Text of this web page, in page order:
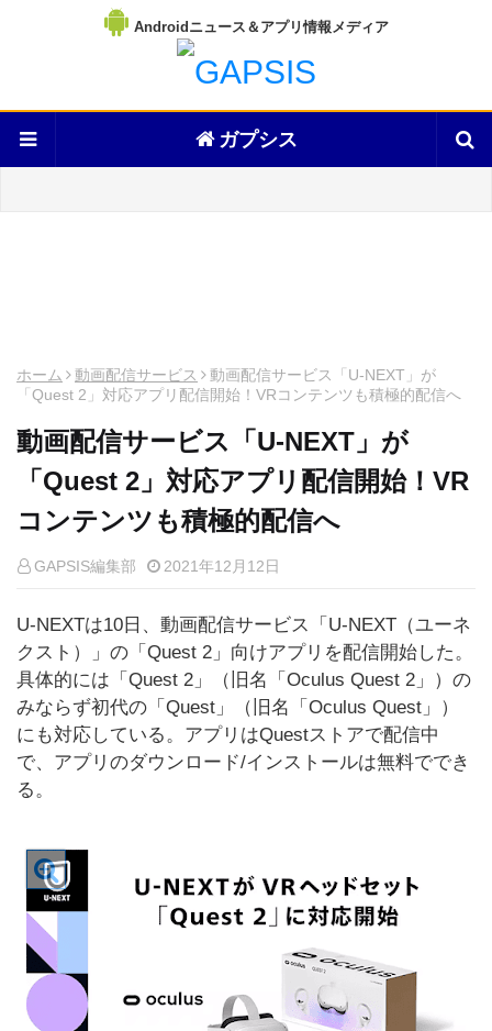
Androidニュース＆アプリ情報メディア
ガプシス
ホーム 動画配信サービス
動画配信サービス「U-NEXT」が
「Quest 2」対応アプリ配信開始！VRコンテンツも積極的配信へ
動画配信サービス「U-NEXT」が
「Quest 2」対応アプリ配信開始！VR
コンテンツも積極的配信へ
GAPSIS編集部 2021年12月12日
U-NEXTは10日、動画配信サービス「U-NEXT（ユーネ
クスト）」の「Quest 2」向けアプリを配信開始した。
具体的には「Quest 2」（旧名「Oculus Quest 2」）の
みならず初代の「Quest」（旧名「Oculus Quest」）
にも対応している。アプリはQuestストアで配信中
で、アプリのダウンロード/インストールは無料ででき
る。